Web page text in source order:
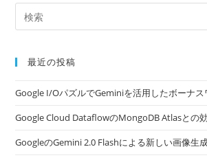
最近の投稿
Google I/OパズルでGeminiを活用したボーナ
Google Cloud DataflowのMongoDB Atlasとの
GoogleのGemini 2.0 Flashによる新しい画像生